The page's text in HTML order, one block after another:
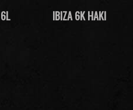
IBIZA 6K HAKI